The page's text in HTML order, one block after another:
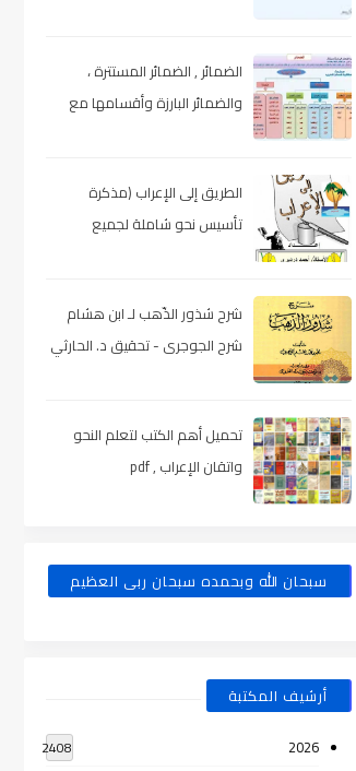
الضمائر , الضمائر المستترة ،
والضمائر البارزة وأقسامها مع
الطريق إلى الإعراب (مذكرة
تأسيس نحو شاملة لجميع
شرح شذور الذّهب لـ ابن هشام
شرح الجوجرى - تحقيق د. الحارثي
تحميل أهم الكتب لتعلم النحو
واتقان الإعراب , pdf
سبحان الله وبحمده سبحان ربى العظيم
أرشيف المكتبة
2026
2408